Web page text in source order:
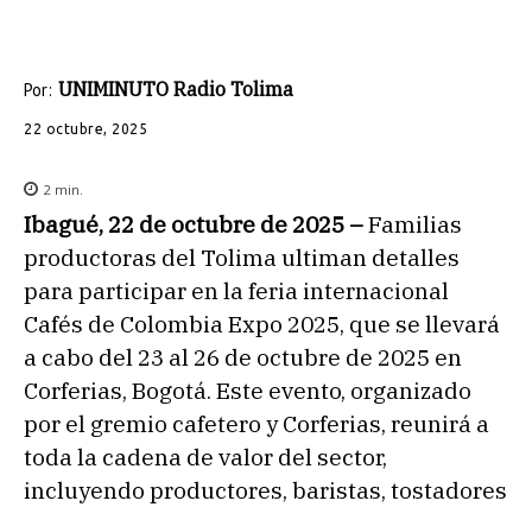
Por: UNIMINUTO Radio Tolima
22 octubre, 2025
2 min.
Ibagué, 22 de octubre de 2025 –Familias
productoras del Tolima ultiman detalles
para participar en la feria internacional
Cafés de Colombia Expo 2025, que se llevará
a cabo del 23 al 26 de octubre de 2025 en
Corferias, Bogotá. Este evento, organizado
por el gremio cafetero y Corferias, reunirá a
toda la cadena de valor del sector,
incluyendo productores, baristas, tostadores